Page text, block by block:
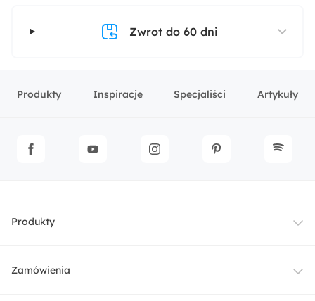
Zwrot do 60 dni
Produkty Inspiracje Specjaliści Artykuły
Produkty
Meble
Zamówienia